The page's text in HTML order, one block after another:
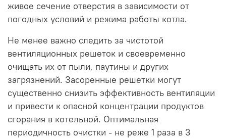
живое сечение отверстия в зависимости от
погодных условий и режима работы котла.
Не менее важно следить за чистотой
вентиляционных решеток и своевременно
очищать их от пыли, паутины и других
загрязнений. Засоренные решетки могут
существенно снизить эффективность вентиляции
и привести к опасной концентрации продуктов
сгорания в котельной. Оптимальная
периодичность очистки - не реже 1 раза в 3